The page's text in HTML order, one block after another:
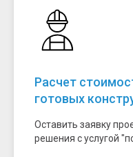
Расчет
готовых
Оставить заявку
решения с услугой